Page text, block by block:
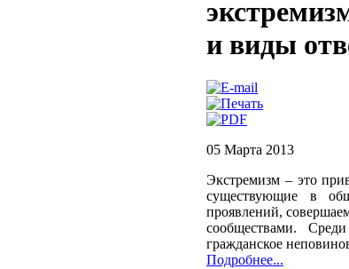
и виды
05 Марта 2013
Экстремизм – это
существующие в
проявлений,
сообществами.
гражданское
Подробнее...